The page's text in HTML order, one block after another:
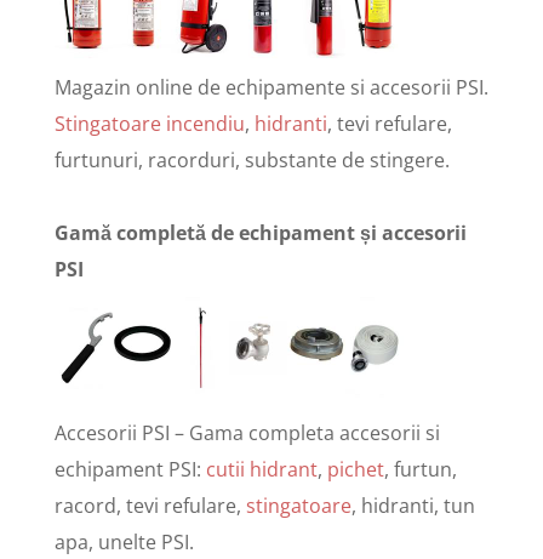
Magazin online de echipamente si accesorii PSI.
Stingatoare incendiu, hidranti, tevi refulare,
furtunuri, racorduri, substante de stingere.
Gamă completă de echipament și accesorii
PSI
Accesorii PSI – Gama completa accesorii si
echipament PSI: cutii hidrant, pichet, furtun,
racord, tevi refulare, stingatoare, hidranti, tun
apa, unelte PSI.